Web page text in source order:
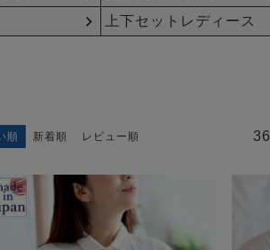
上下セットレディース
順 新着順 レビュー順 36